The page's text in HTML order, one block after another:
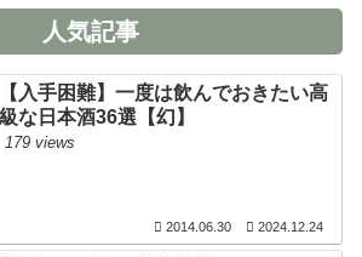
人気記事
【入手困難】一度は飲んでおきたい高
級な日本酒36選【幻】
179 views
2014.06.30 2024.12.24